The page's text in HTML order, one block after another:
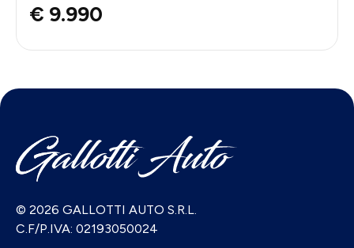
€ 9.990
© 2026 GALLOTTI AUTO S.R.L.
C.F/P.IVA: 02193050024